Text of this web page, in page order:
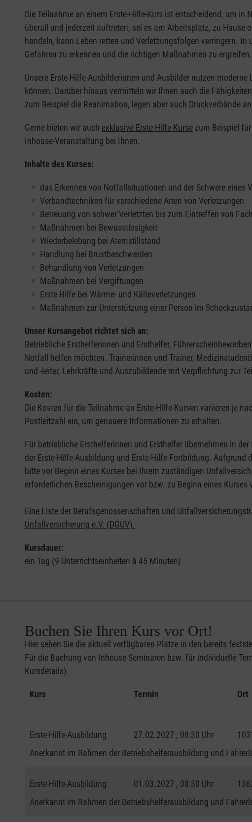
Die Teilnahme an einem Erste-Hilfe-Kurs ist entscheidend, um
überall und jederzeit auftreten, sei es am Arbeitsplatz, zu Hause
handeln, kann Leben retten und Verletzungsfolgen verringern.
Gefahren zu erkennen und die richtigen Maßnahmen zu ergreifen.
Unsere Erste-Hilfe-Ausbilderinnen und Ausbilder nutzen
können. Darüber hinaus vermitteln wir Ihnen auch die
zum Beispiel die Reanimation, legen aber auch Druckverbände
Gerne bieten wir auch exklusive Erste-Hilfe-Kurse zum Beispiel
Inhouse-Veranstaltung bei Ihnen.
Inhalte des Kurses:
das Erkennen von Notfallsituationen und der Schwere eines
Verbandtechniken für verschiedene Arten von Verletzungen
Betreuung von schwer Verletzten bis zum Eintreffen von
Maßnahmen bei Bewusstlosigkeit
Wiederbelebung bei Atemstillstand
Handlung bei Brustbeschwerden
Behandlung von Verletzungen
Maßnahmen bei Vergiftungen
Erste Hilfe bei Wärme- und Kälteverletzungen
Maßnahmen zur Unterstützung einer Person im
Unser Kursangebot richtet sich an:
Betriebliche Ersthelferinnen und Ersthelfer,
Notfall helfen möchten. Trainerinnen und Trainer,
und -leiter, Lehrkräfte und Auszubildende mit Verpflichtung zur
Kosten:
Die Kosten für die Teilnahme an Erste-Hilfe-Kursen variieren je
Postleitzahl ein, um genauere Informationen zu erhalten.
Für betriebliche Ersthelferinnen und Ersthelfer übernehmen in
der Erste-Hilfe-Ausbildung und Erste-Hilfe-Fortbildung.
bitte vor Beginn eines Kurses bei Ihrem zuständigen
erforderlichen Bescheinigungen vor bzw. zu Beginn eines
Eine Liste der Berufsgenossenschaften und
Unfallversicherung e.V. (DGUV).
Kursdauer:
ein Tag (9 Unterrichtseinheiten à 45 Minuten)
Buchen Sie Ihren Kurs vor Ort!
Hier sehen Sie die aktuell verfügbaren Plätze in den bereits
Für die Buchung von Inhouse-Seminaren bzw. für individuelle
Kursdetails).
Kurs Termin Ort
Erste-Hilfe-Ausbildung 27.02.2027 , 08:30 Uhr
Anerkannt im Rahmen der Betriebshelferausbildung und
Erste-Hilfe-Ausbildung 01.03.2027 , 08:30 Uhr
Anerkannt im Rahmen der Betriebshelferausbildung und